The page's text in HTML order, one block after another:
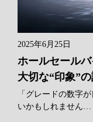
2025年6月25日
ホールセール
大切な“印象”
「グレードの数字
いかもしれません…